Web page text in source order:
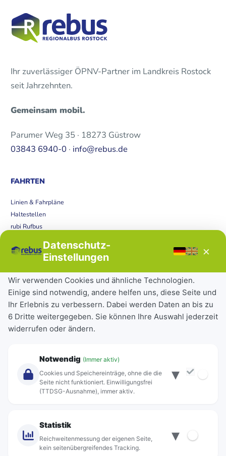
Ihr zuverlässiger ÖPNV-Partner im Landkreis Rostock
seit Jahrzehnten.
Gemeinsam mobil.
Parumer Weg 35 · 18273 Güstrow
03843 6940-0 · info@rebus.de
FAHRTEN
Linien & Fahrpläne
Haltestellen
rubi Rufbus
Störungen
Tickets & Tarife
Deutschlandticket
Schülerkarte
Einzeltickets
Abonnements
Über Rebus
Standorte
Datenschutz-
Einstellungen
×
Wir verwenden Cookies und ähnliche Technologien.
Einige sind notwendig, andere helfen uns, diese Seite und
Ihr Erlebnis zu verbessern. Dabei werden Daten an bis zu
6 Dritte weitergegeben. Sie können Ihre Auswahl jederzeit
widerrufen oder ändern.
Notwendig (Immer aktiv)
Cookies und Speichereinträge, ohne die die
Seite nicht funktioniert. Einwilligungsfrei
(TTDSG-Ausnahme), immer aktiv.
▾
Statistik
Reichweitenmessung der eigenen Seite,
kein seitenübergreifendes Tracking.
▾